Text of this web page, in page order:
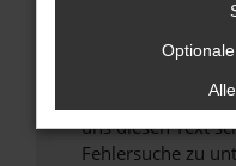
Wende dich an
Wenn du alle
versuchen, das
uns diesen Text
Fehlersuche zu